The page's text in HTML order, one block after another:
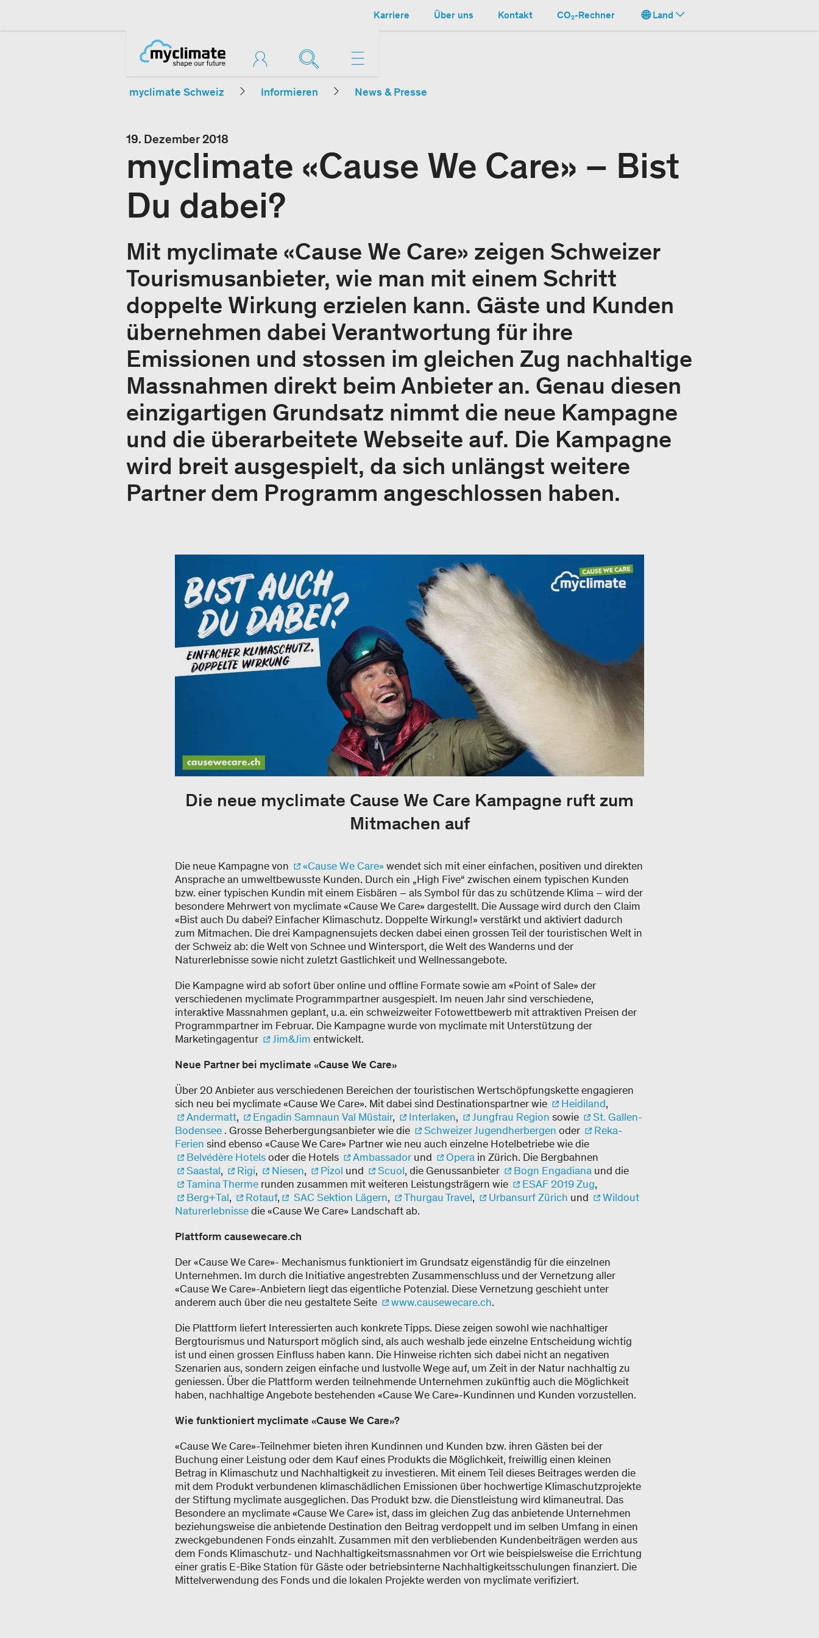
Karriere Über uns Kontakt CO₂-Rechner Land
myclimate Schweiz Informieren News & Presse
19. Dezember 2018
myclimate «Cause We Care» – Bist
Du dabei?
Mit myclimate «Cause We Care» zeigen Schweizer
Tourismusanbieter, wie man mit einem Schritt
doppelte Wirkung erzielen kann. Gäste und Kunden
übernehmen dabei Verantwortung für ihre
Emissionen und stossen im gleichen Zug nachhaltige
Massnahmen direkt beim Anbieter an. Genau diesen
einzigartigen Grundsatz nimmt die neue Kampagne
und die überarbeitete Webseite auf. Die Kampagne
wird breit ausgespielt, da sich unlängst weitere
Partner dem Programm angeschlossen haben.
Die neue myclimate Cause We Care Kampagne ruft zum
Mitmachen auf
Die neue Kampagne von «Cause We Care» wendet sich mit einer einfachen, positiven und direkten
Ansprache an umweltbewusste Kunden. Durch ein „High Five“ zwischen einem typischen Kunden
bzw. einer typischen Kundin mit einem Eisbären – als Symbol für das zu schützende Klima – wird der
besondere Mehrwert von myclimate «Cause We Care» dargestellt. Die Aussage wird durch den Claim
«Bist auch Du dabei? Einfacher Klimaschutz. Doppelte Wirkung!» verstärkt und aktiviert dadurch
zum Mitmachen. Die drei Kampagnensujets decken dabei einen grossen Teil der touristischen Welt in
der Schweiz ab: die Welt von Schnee und Wintersport, die Welt des Wanderns und der
Naturerlebnisse sowie nicht zuletzt Gastlichkeit und Wellnessangebote.
Die Kampagne wird ab sofort über online und offline Formate sowie am «Point of Sale» der
verschiedenen myclimate Programmpartner ausgespielt. Im neuen Jahr sind verschiedene,
interaktive Massnahmen geplant, u.a. ein schweizweiter Fotowettbewerb mit attraktiven Preisen der
Programmpartner im Februar. Die Kampagne wurde von myclimate mit Unterstützung der
Marketingagentur
Jim&Jim entwickelt.
Neue Partner bei myclimate «Cause We Care»
Über 20 Anbieter aus verschiedenen Bereichen der touristischen Wertschöpfungskette engagieren
sich neu bei myclimate «Cause We Care». Mit dabei sind Destinationspartner wie
Heidiland,
Andermatt, Engadin Samnaun Val Müstair, Interlaken, Jungfrau Region sowie
St. Gallen-
Bodensee . Grosse Beherbergungsanbieter wie die Schweizer Jugendherbergen oder
Reka-
Ferien sind ebenso «Cause We Care» Partner wie neu auch einzelne Hotelbetriebe wie die
Belvédère Hotelsoder die Hotels Ambassador und Opera in Zürich. Die Bergbahnen
Saastal, Rigi, Niesen, Pizol und Scuol, die Genussanbieter Bogn Engadiana und die
Tamina Therme runden zusammen mit weiteren Leistungsträgern wie ESAF 2019 Zug,
Berg+Tal, Rotauf, SAC Sektion Lägern, Thurgau Travel, Urbansurf Zürich und
Wildout
Naturerlebnissedie «Cause We Care» Landschaft ab.
Plattform causewecare.ch
Der «Cause We Care»- Mechanismus funktioniert im Grundsatz eigenständig für die einzelnen
Unternehmen. Im durch die Initiative angestrebten Zusammenschluss und der Vernetzung aller
«Cause We Care»-Anbietern liegt das eigentliche Potenzial. Diese Vernetzung geschieht unter
anderem auch über die neu gestaltete Seite
www.causewecare.ch.
Die Plattform liefert Interessierten auch konkrete Tipps. Diese zeigen sowohl wie nachhaltiger
Bergtourismus und Natursport möglich sind, als auch weshalb jede einzelne Entscheidung wichtig
ist und einen grossen Einfluss haben kann. Die Hinweise richten sich dabei nicht an negativen
Szenarien aus, sondern zeigen einfache und lustvolle Wege auf, um Zeit in der Natur nachhaltig zu
geniessen. Über die Plattform werden teilnehmende Unternehmen zukünftig auch die Möglichkeit
haben, nachhaltige Angebote bestehenden «Cause We Care»-Kundinnen und Kunden vorzustellen.
Wie funktioniert myclimate «Cause We Care»?
«Cause We Care»-Teilnehmer bieten ihren Kundinnen und Kunden bzw. ihren Gästen bei der
Buchung einer Leistung oder dem Kauf eines Produkts die Möglichkeit, freiwillig einen kleinen
Betrag in Klimaschutz und Nachhaltigkeit zu investieren. Mit einem Teil dieses Beitrages werden die
mit dem Produkt verbundenen klimaschädlichen Emissionen über hochwertige Klimaschutzprojekte
der Stiftung myclimate ausgeglichen. Das Produkt bzw. die Dienstleistung wird klimaneutral. Das
Besondere an myclimate «Cause We Care» ist, dass im gleichen Zug das anbietende Unternehmen
beziehungsweise die anbietende Destination den Beitrag verdoppelt und im selben Umfang in einen
zweckgebundenen Fonds einzahlt. Zusammen mit den verbliebenden Kundenbeiträgen werden aus
dem Fonds Klimaschutz- und Nachhaltigkeitsmassnahmen vor Ort wie beispielsweise die Errichtung
einer gratis E-Bike Station für Gäste oder betriebsinterne Nachhaltigkeitsschulungen finanziert. Die
Mittelverwendung des Fonds und die lokalen Projekte werden von myclimate verifiziert.